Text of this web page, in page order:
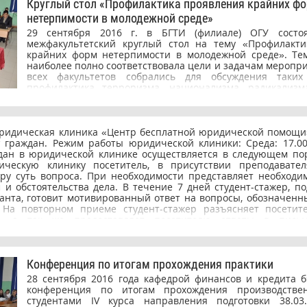
успешного гражданина своей страны и грамотного
национальную экономику.
Круглый стол «Профилактика проявления крайних
нетерпимости в молодежной среде»
29 сентября 2016 г. в БГТИ (филиале) ОГУ
межфакультетский круглый стол на тему
крайних форм нетерпимости в молодежной среде».
наиболее полно соответствовала цели и задачам
всех факультетов собрались для обсуждения
профилактика терроризма, национализма,
почетного гостя присутствовал сотрудник
федеральной службы безопасности по Оренбургской
Дуваров Александр Иванович. В ходе заседания круглого
направления подготовки Юриспруденция выступили с
формах проявления крайней нетерпимости, о
экстремизма, об опасности отдельных радикальных
ответственности за терроризм и экстремизм.
подвергалось оживленной дискуссии между
присутствующими преподавателями. Много
для студентов рассказал и Дуваров А.И. Итогом
о том, что в современной России нет четкой
подрастающего поколения. Подвел итоги заседания
многонациональное государство и содружество наций.
национальная идея. Чрезвычайно важным является
межнационального согласия, дружбы и сотрудничества
поиска национальной идеи, консолидирующей
клиника «Центр бесплатной юридической
Режим работы юридической клиники: Среда:
в юридической клинике осуществляется в следующем
клинику посетитель, в присутствии
суть вопроса. При необходимости представляет
обстоятельства дела. В течение 7 дней студент-стажер,
готовит мотивированный ответ на вопросы,
повторном приеме студент-стажер разъясняет
а так же предоставляет посетителю ответы в
правовую помощь по вопросам применения
Конференция по итогам прохождения практики
28 сентября 2016 года кафедрой финансов и кредита
конференция по итогам прохождения
студентами IV курса направления подготовки